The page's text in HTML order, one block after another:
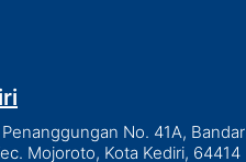
No. 41A, Bandar
Mojoroto, Kota Kediri, 64414